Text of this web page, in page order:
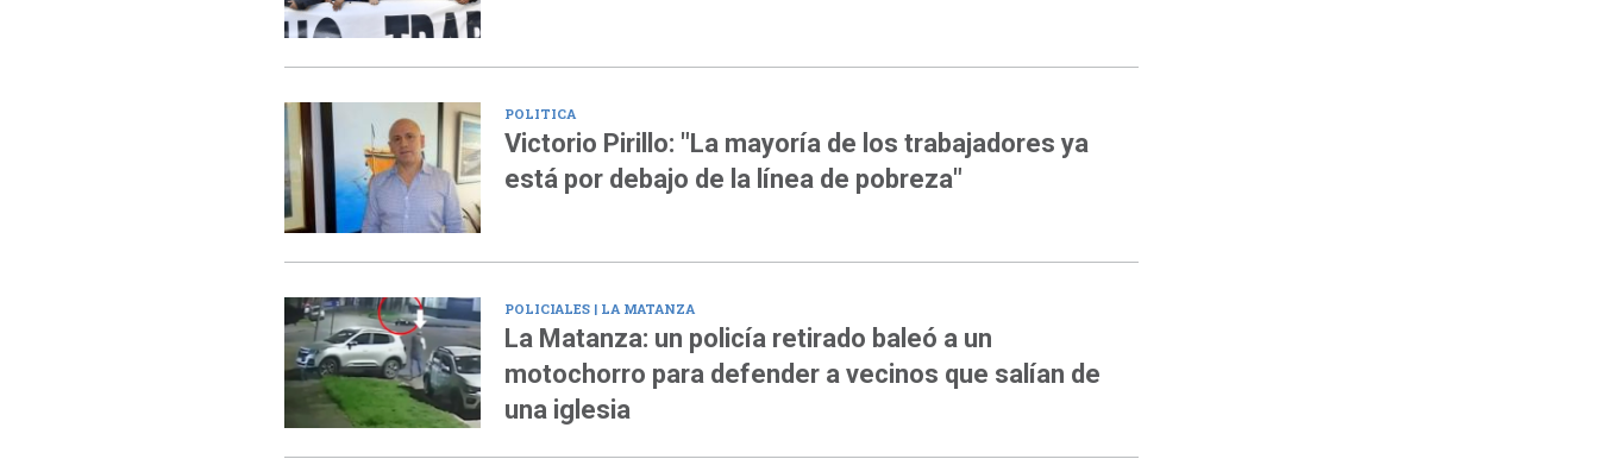
POLITICA
Victorio Pirillo: "La mayoría de los trabajadores ya
está por debajo de la línea de pobreza"
POLICIALES | LA MATANZA
La Matanza: un policía retirado baleó a un
motochorro para defender a vecinos que salían de
una iglesia